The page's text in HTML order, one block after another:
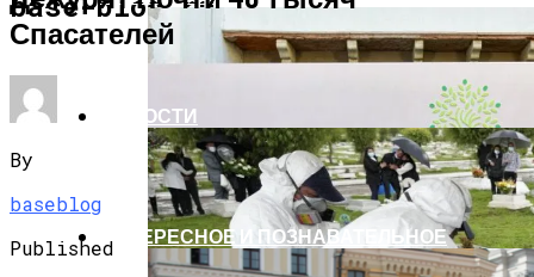
НОВОСТИ
ИНТЕРЕСНОЕ И ПОЗНАВАТЕЛЬНОЕ
Спасателей
By
baseblog
Published